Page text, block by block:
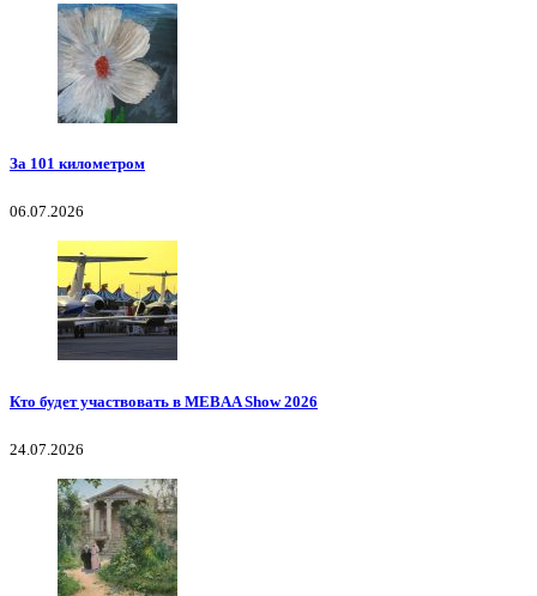
За 101 километром
06.07.2026
Кто будет участвовать в MEBAA Show 2026
24.07.2026